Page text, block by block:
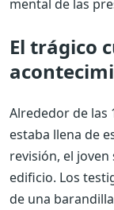
mental de las
El trágico
Alrededor de las
estaba llena de
revisión, el
edificio. Los
de una